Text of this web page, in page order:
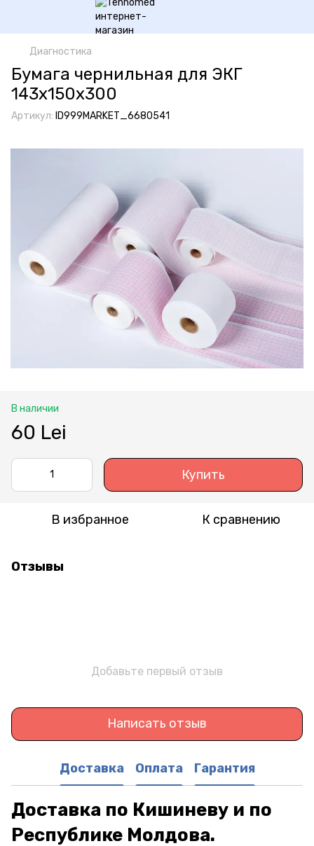
Диагностика
Бумага чернильная для ЭКГ
143x150х300
Артикул: ID999MARKET_6680541
В наличии
60 Lei
Купить
В избранное К сравнению
Отзывы
Добавьте первый отзыв
Написать отзыв
Доставка Оплата Гарантия
Доставка по Кишиневу и по
Республике Молдова.